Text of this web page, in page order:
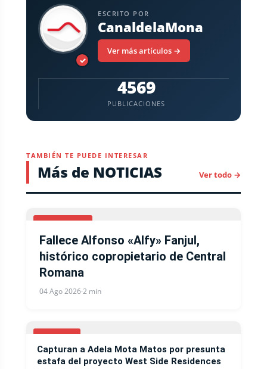
✓
ESCRITO POR
CanaldelaMona
Ver más artículos →
4569
PUBLICACIONES
TAMBIÉN TE PUEDE INTERESAR
Más de NOTICIAS Ver todo →
NACIONALES
Fallece Alfonso «Alfy» Fanjul,
histórico copropietario de Central
Romana
04 Ago 2026·2 min
NOTICIAS
Capturan a Adela Mota Matos por presunta
estafa del proyecto West Side Residences